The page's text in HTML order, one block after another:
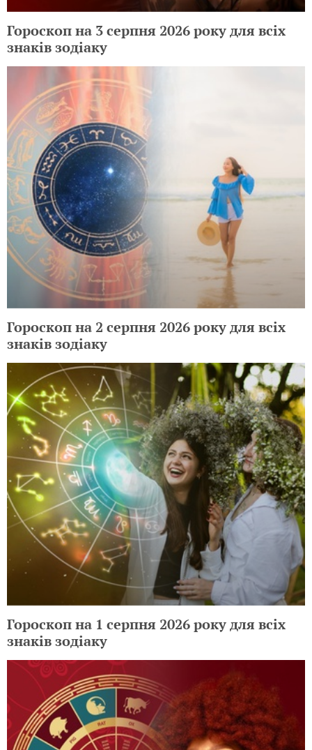
Гороскоп на 3 серпня 2026 року для всіх
знаків зодіаку
Гороскоп на 2 серпня 2026 року для всіх
знаків зодіаку
Гороскоп на 1 серпня 2026 року для всіх
знаків зодіаку